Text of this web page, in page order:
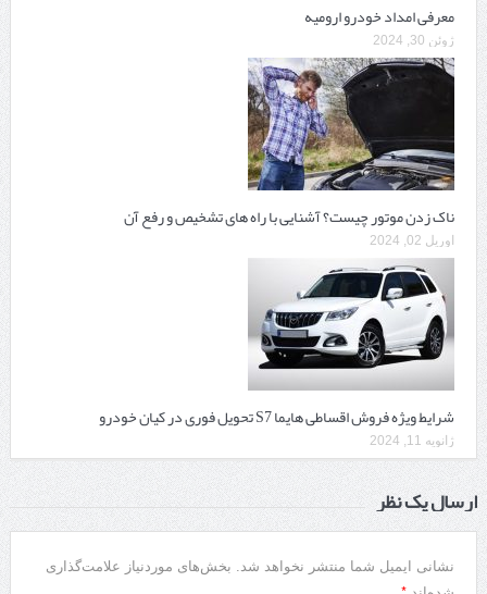
معرفی امداد خودرو ارومیه
ژوئن 30, 2024
ناک زدن موتور چیست؟ آشنایی با راه های تشخیص و رفع آن
آوریل 02, 2024
شرایط ویژه فروش اقساطی هایما S7 تحویل فوری در کیان خودرو
ژانویه 11, 2024
ارسال یک نظر
نشانی ایمیل شما منتشر نخواهد شد. بخش‌های موردنیاز علامت‌گذاری